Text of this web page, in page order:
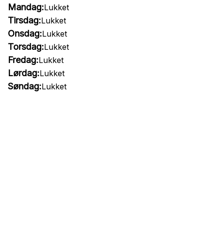
Mandag:Lukket
Tirsdag:Lukket
Onsdag:Lukket
Torsdag:Lukket
Fredag:Lukket
Lørdag:Lukket
Søndag:Lukket